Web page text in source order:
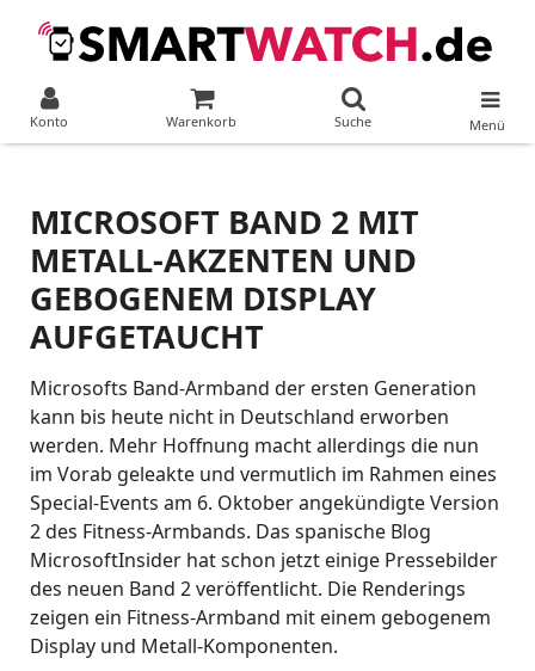
Konto Warenkorb Suche Menü
MICROSOFT BAND 2 MIT
METALL-AKZENTEN UND
GEBOGENEM DISPLAY
AUFGETAUCHT
Microsofts Band-Armband der ersten Generation
kann bis heute nicht in Deutschland erworben
werden. Mehr Hoffnung macht allerdings die nun
im Vorab geleakte und vermutlich im Rahmen eines
Special-Events am 6. Oktober angekündigte Version
2 des Fitness-Armbands. Das spanische Blog
MicrosoftInsider hat schon jetzt einige Pressebilder
des neuen Band 2 veröffentlicht. Die Renderings
zeigen ein Fitness-Armband mit einem gebogenem
Display und Metall-Komponenten.